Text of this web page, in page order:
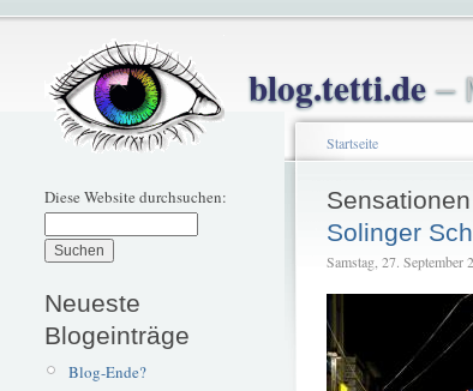
blog.tetti.de–
Diese Website durchsuchen:
Neueste
Blogeinträge
Blog-Ende?
Startseite
Sensationen
Solinger
Samstag, 27. September